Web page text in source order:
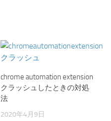
chrome automation extension
クラッシュしたときの対処
法
2020年4月9日